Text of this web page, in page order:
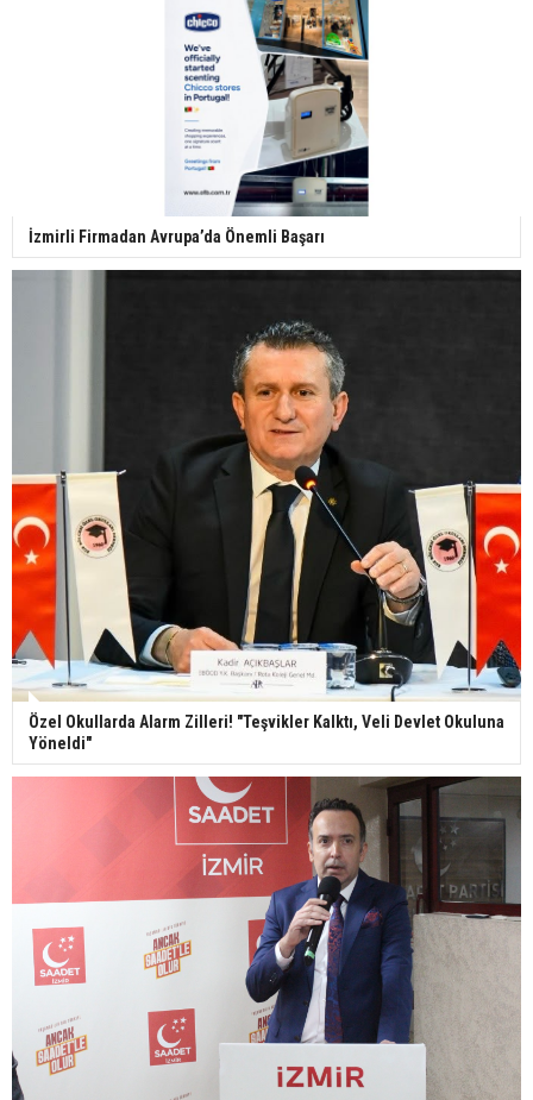
İzmirli Firmadan Avrupa’da Önemli Başarı
Özel Okullarda Alarm Zilleri! "Teşvikler Kalktı, Veli Devlet Okuluna
Yöneldi"